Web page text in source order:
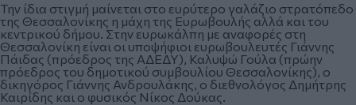
Την ίδια στιγμή μαίνεται στο ευρύτερο γαλάζιο στρατόπεδο
της Θεσσαλονίκης η μάχη της Ευρωβουλής αλλά και του
κεντρικού δήμου. Στην ευρωκάλπη με αναφορές στη
Θεσσαλονίκη είναι οι υποψήφιοι ευρωβουλευτές Γιάννης
Πάιδας (πρόεδρος της ΑΔΕΔΥ), Καλυψώ Γούλα (πρώην
πρόεδρος του δημοτικού συμβουλίου Θεσσαλονίκης), ο
δικηγόρος Γιάννης Ανδρουλάκης, ο διεθνολόγος Δημήτρης
Καιρίδης και ο φυσικός Νίκος Δούκας.